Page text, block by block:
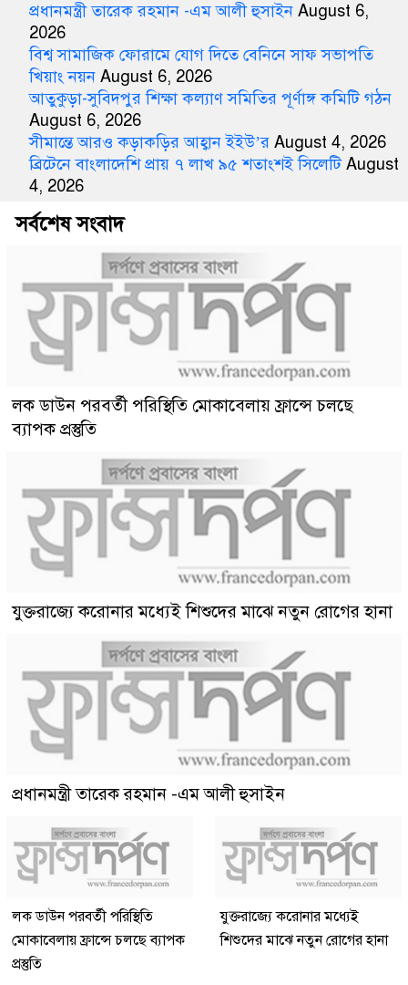
প্রধানমন্ত্রী তারেক রহমান -এম আলী হুসাইন August 6,
2026
বিশ্ব সামাজিক ফোরামে যোগ দিতে বেনিনে সাফ সভাপতি
খিয়াং নয়ন August 6, 2026
আতুকুড়া-সুবিদপুর শিক্ষা কল্যাণ সমিতির পূর্ণাঙ্গ কমিটি গঠন
August 6, 2026
সীমান্তে আরও কড়াকড়ির আহ্বান ইইউ’র August 4, 2026
ব্রিটেনে বাংলাদেশি প্রায় ৭ লাখ ৯৫ শতাংশই সিলেটি August
4, 2026
সর্বশেষ সংবাদ
লক ডাউন পরবর্তী পরিস্থিতি মোকাবেলায় ফ্রান্সে চলছে
ব্যাপক প্রস্তুতি
যুক্তরাজ্যে করোনার মধ্যেই শিশুদের মাঝে নতুন রোগের হানা
প্রধানমন্ত্রী তারেক রহমান -এম আলী হুসাইন
লক ডাউন পরবর্তী পরিস্থিতি
মোকাবেলায় ফ্রান্সে চলছে ব্যাপক
প্রস্তুতি
যুক্তরাজ্যে করোনার মধ্যেই
শিশুদের মাঝে নতুন রোগের হানা